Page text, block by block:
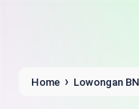
Home › Lowongan